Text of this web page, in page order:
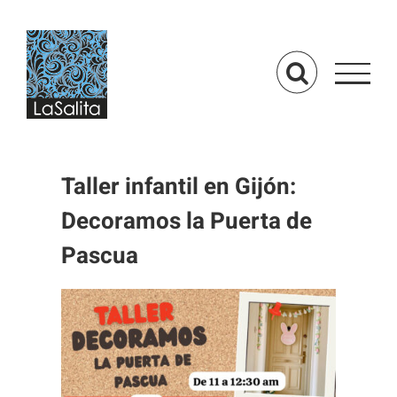
contenido
Taller infantil en Gijón:
Decoramos la Puerta de
Pascua
Ver
imagen
más
grande